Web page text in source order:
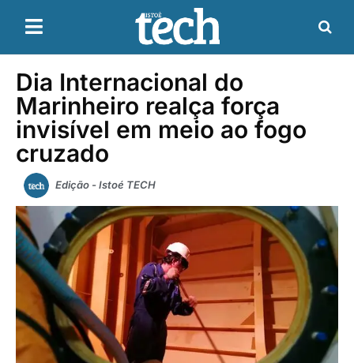
Dia Internacional do
Marinheiro realça força
invisível em meio ao fogo
cruzado
Edição - Istoé TECH